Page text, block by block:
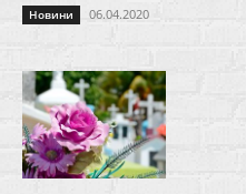
Новини 06.04.2020